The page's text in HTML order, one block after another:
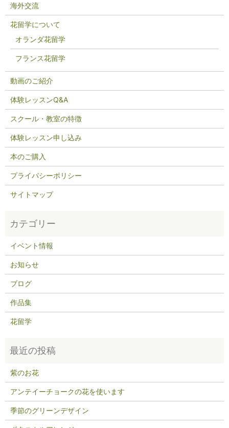
海外交流
花留学について
オランダ花留学
フランス花留学
動画のご紹介
体験レッスンQ&A
スクール・教室の特徴
体験レッスン申し込み
本のご購入
プライバシーポリシー
サイトマップ
イベント情報
お知らせ
ブログ
作品集
花留学
紫のお花
アンテイーチョークの花を使います
季節のグリーンデザイン